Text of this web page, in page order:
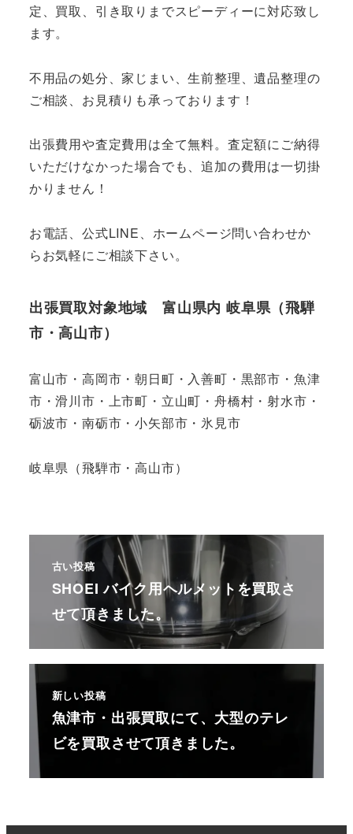
定、買取、引き取りまでスピーディーに対応致し
ます。
不用品の処分、家じまい、生前整理、遺品整理の
ご相談、お見積りも承っております！
出張費用や査定費用は全て無料。査定額にご納得
いただけなかった場合でも、追加の費用は一切掛
かりません！
お電話、公式LINE、ホームページ問い合わせか
らお気軽にご相談下さい。
出張買取対象地域 富山県内 岐阜県（飛騨
市・高山市）
富山市・高岡市・朝日町・入善町・黒部市・魚津
市・滑川市・上市町・立山町・舟橋村・射水市・
砺波市・南砺市・小矢部市・氷見市
岐阜県（飛騨市・高山市）
古い投稿
SHOEI バイク用ヘルメットを買取さ
せて頂きました。
新しい投稿
魚津市・出張買取にて、大型のテレ
ビを買取させて頂きました。